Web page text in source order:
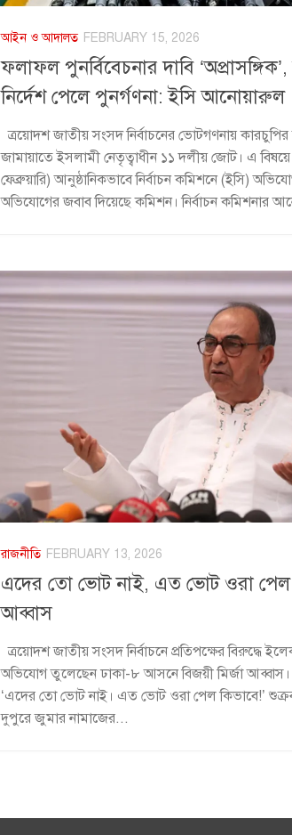
আইন ও আদালত FEBRUARY 15, 2026
ফলাফল পুনর্বিবেচনার দাবি
নির্দেশ পেলে পুনর্গণনা: ইসি আনোয়ারুল
ত্রয়োদশ জাতীয় সংসদ নির্বাচনের ভোটগণনায়
জামায়াতে ইসলামী নেতৃত্বাধীন ১১ দলীয় জোট। এ
ফেব্রুয়ারি) আনুষ্ঠানিকভাবে নির্বাচন কমিশনে (ইসি)
অভিযোগের জবাব দিয়েছে কমিশন। নির্বাচন কমিশনার
রাজনীতি FEBRUARY 13, 2026
এদের তো ভোট নাই, এত ভোট ওরা পেল
আব্বাস
ত্রয়োদশ জাতীয় সংসদ নির্বাচনে প্রতিপক্ষের বিরুদ্ধে
অভিযোগ তুলেছেন ঢাকা-৮ আসনে বিজয়ী মির্জা আব্বাস।
‘এদের তো ভোট নাই। এত ভোট ওরা পেল কিভাবে!’
দুপুরে জুমার নামাজের...